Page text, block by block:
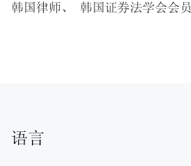
韩国律师、 韩国证券法学会会员
语言